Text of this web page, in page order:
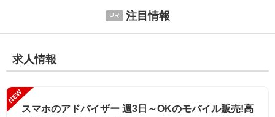
注目情報
求人情報
NEW
スマホのアドバイザー 週3日～OKのモバイル販売!高